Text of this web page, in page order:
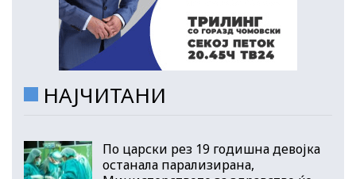
НАЈЧИТАНИ
По царски рез 19 годишна девојка
останала парализирана,